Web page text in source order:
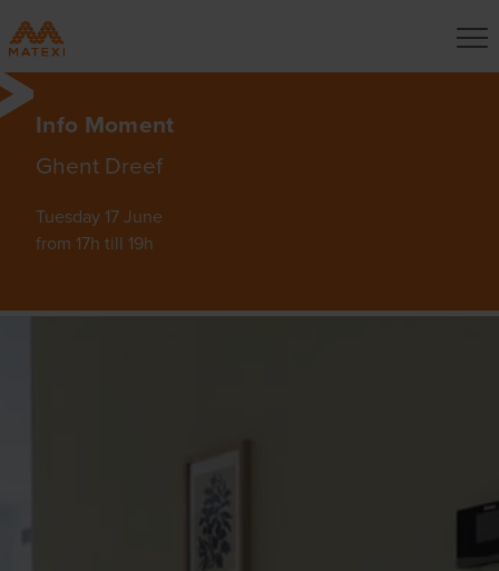
Info Moment
Ghent Dreef
Tuesday 17 June
from 17h till 19h